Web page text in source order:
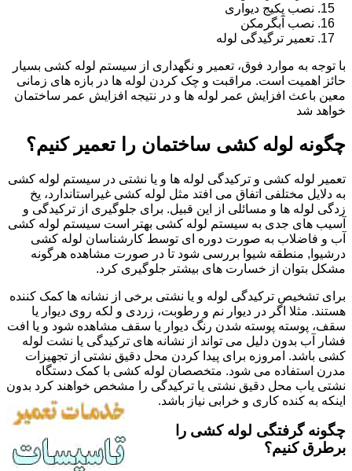
نصب پکیج دیواری
نصب آبگرمکن
تعمیر ترگیدگی لوله
با توجه به موارد فوق، تعمیر و نگهداری از سیستم لوله کشی بسیار
حائز اهمیت است. مراقبت و چک کردن لوله ها در بازه های زمانی
معین باعث افزایش عمر لوله ها و در نتیجه افزایش عمر ساختمان
خواهد شد
چگونه لوله کشی ساختمان را تعمیر کنیم؟
تعمیر لوله کشی و ترکیدگی لوله ها و یا نشتی در سیستم لوله کشی
به دلایل مختلفی اتفاق می افتد مثل لوله کشی غیراستاندارد، یخ
زدگی لوله ها و مسائلی از این قبیل. برای جلوگیری از ترکیدگی و
آسیب های جدی به سیستم لوله کشی بهتر است سیستم لوله کشی
آب و فاضلاب به صورت دوره ای توسط کارشناسان لوله کشی
درشیوا, منطقه شیوا بررسی شود تا در صورت مشاهده هرگونه
مشکل بتوان از خسارت های بیشتر جلوگیری کرد.
برای تشخیص ترکیدگی لوله و یا نشتی برخی از نشانه ها کمک کننده
هستند. مثلا اگر در دیوار نم و رطوبت، زردی و لکه روی دیوار یا
سقف، پوسته پوسته شدن رنگ دیوار یا سقف مشاهده شود و یا افت
فشار آب بدون دلیل می تواند از نشانه های ترکیدگی یا نشت لوله
کشی باشد. امروزه برای پیدا کردن محل دقیق نشتی از تجهیزات
مدرن استفاده می شود. متخصصان لوله کشی با کمک دستگاه
نشتی یاب محل دقیق نشتی یا ترکیدگی را مشخص خواهند کرد بدون
اینکه به کنده کاری و خرابی نیاز باشد.
چگونه گرفتگی لوله کشی را
برطرق کنیم؟